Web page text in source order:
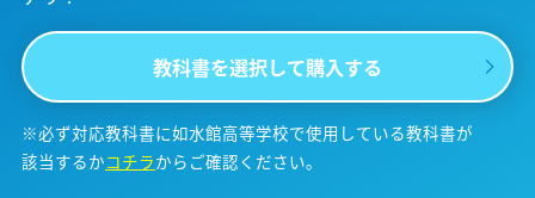
教科書を選択して購入する
※必ず対応教科書に如水館高等学校で使用している教科書が
該当するかコチラからご確認ください。